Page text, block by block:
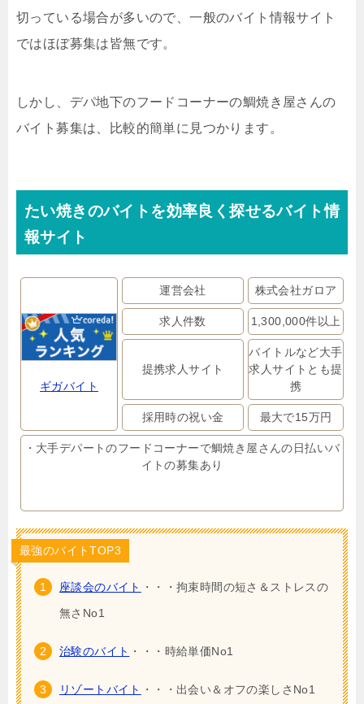
切っている場合が多いので、一般のバイト情報サイト
ではほぼ募集は皆無です。
しかし、デパ地下のフードコーナーの鯛焼き屋さんの
バイト募集は、比較的簡単に見つかります。
たい焼きのバイトを効率良く探せるバイト情
報サイト
ギガバイト
運営会社 株式会社ガロア
求人件数 1,300,000件以上
提携求人サイト
バイトルなど大手
求人サイトとも提
携
採用時の祝い金 最大で15万円
・大手デパートのフードコーナーで鯛焼き屋さんの日払いバ
イトの募集あり
最強のバイトTOP3
座談会のバイト
・・・拘束時間の短さ＆ストレスの
無さNo1
治験のバイト ・・・時給単価No1
リゾートバイト ・・・出会い＆オフの楽しさNo1